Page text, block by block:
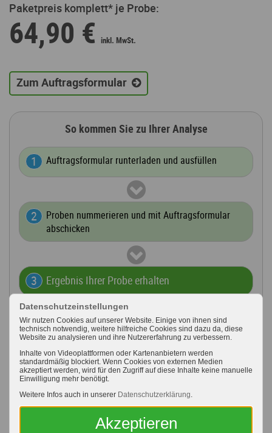
Paketpreis komplett* je Probe:
64,90 €
Zum Auftragsformular
So kommen Sie zu Ihrer Analyse
Auftragsformular runterladen und ausfüllen
Proben nummerieren und mit Auftragsformular
abschicken
Ergebnis Ihrer Probe erhalten
Sie vertrauen uns - wir vertrauen Ihnen:
Mit Ihrem Analyseergebnis erhalten Sie eine
Keine Vorauszahlung - kein Risiko!
Anleitung zur Probenahme:
Datenschutzeinstellungen
Wir nutzen Cookies auf unserer Website. Einige von ihnen sind
technisch notwendig, weitere hilfreiche Cookies sind dazu da, diese
Website zu analysieren und ihre Nutzererfahrung zu verbessern.
Inhalte von Videoplattformen oder Kartenanbietern werden
standardmäßig blockiert. Wenn Cookies von externen Medien
akzeptiert werden, wird für den Zugriff auf diese Inhalte keine manuelle
Einwilligung mehr benötigt.
Weitere Infos auch in unserer Datenschutzerklärung.
Akzeptieren